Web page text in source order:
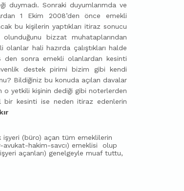
duymadı. Sonraki duyumlarımda ve
1 Ekim 2008’den önce emekli
bu kişilerin yaptıkları itiraz sonucu
olunduğunu bizzat muhataplarından
hali hazırda çalıştıkları halde
sonra emekli olanlardan kesinti
destek pirimi bizim gibi kendi
Bildiğiniz bu konuda açılan davalar
o yetkili kişinin dediği gibi noterlerden
bir kesinti ise neden itiraz edenlerin
(büro) açan tüm emeklilerin
hakim-savcı) emeklisi
olup
açanları) genelgeyle muaf tuttu,